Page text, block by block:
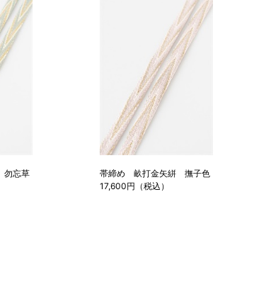
忘草
帯締め 畝打金矢絣 撫子色
17,600円（税込）